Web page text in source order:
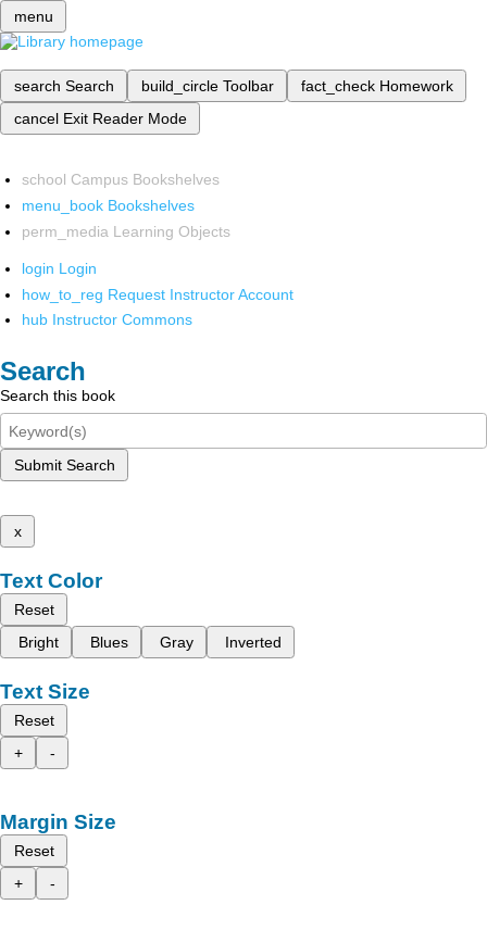
menu
search Search build_circle Toolbar fact_check Homework
cancel Exit Reader Mode
school Campus Bookshelves
menu_book Bookshelves
perm_media Learning Objects
login Login
how_to_reg Request Instructor Account
hub Instructor Commons
Search
Search this book
Submit Search
x
Text Color
Reset
Bright
Blues Gray Inverted
Text Size
Reset
+
-
Margin Size
Reset
+
-